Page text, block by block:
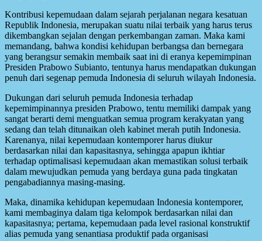
Kontribusi kepemudaan dalam sejarah perjalanan negara kesatuan
Republik Indonesia, merupakan suatu nilai terbaik yang harus terus
dikembangkan sejalan dengan perkembangan zaman. Maka kami
memandang, bahwa kondisi kehidupan berbangsa dan bernegara
yang berangsur semakin membaik saat ini di eranya kepemimpinan
Presiden Prabowo Subianto, tentunya harus mendapatkan dukungan
penuh dari segenap pemuda Indonesia di seluruh wilayah Indonesia.
Dukungan dari seluruh pemuda Indonesia terhadap
kepemimpinannya presiden Prabowo, tentu memiliki dampak yang
sangat berarti demi menguatkan semua program kerakyatan yang
sedang dan telah ditunaikan oleh kabinet merah putih Indonesia.
Karenanya, nilai kepemudaan kontemporer harus diukur
berdasarkan nilai dan kapasitasnya, sehingga apapun ikhtiar
terhadap optimalisasi kepemudaan akan memastikan solusi terbaik
dalam mewujudkan pemuda yang berdaya guna pada tingkatan
pengabadiannya masing-masing.
Maka, dinamika kehidupan kepemudaan Indonesia kontemporer,
kami membaginya dalam tiga kelompok berdasarkan nilai dan
kapasitasnya; pertama, kepemudaan pada level rasional konstruktif
alias pemuda yang senantiasa produktif pada organisasi